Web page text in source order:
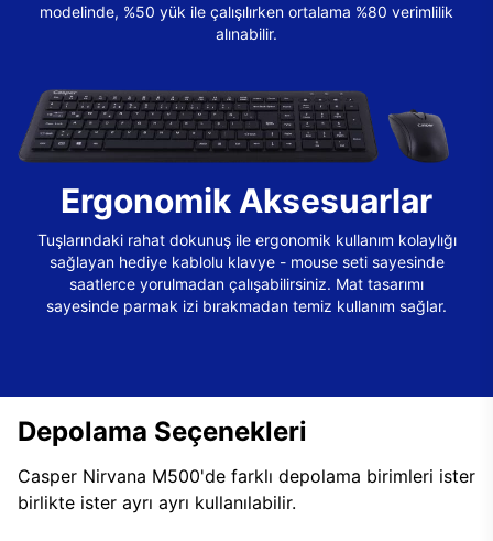
modelinde, %50 yük ile çalışılırken ortalama %80 verimlilik
alınabilir.
Ergonomik Aksesuarlar
Tuşlarındaki rahat dokunuş ile ergonomik kullanım kolaylığı
sağlayan hediye kablolu klavye - mouse seti sayesinde
saatlerce yorulmadan çalışabilirsiniz. Mat tasarımı
sayesinde parmak izi bırakmadan temiz kullanım sağlar.
Depolama Seçenekleri
Casper Nirvana M500'de farklı depolama birimleri ister
birlikte ister ayrı ayrı kullanılabilir.